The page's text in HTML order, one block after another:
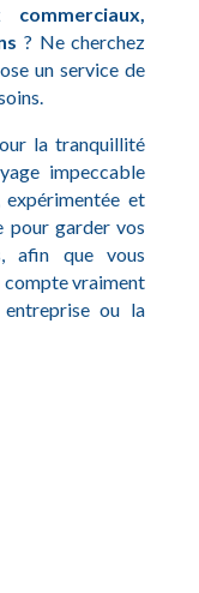
commerciaux,
? Ne cherchez
un service de
la tranquillité
impeccable
et
pour garder vos
afin que vous
compte vraiment
ou la